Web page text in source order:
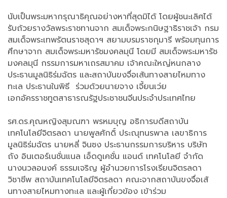
นับเป็นพระมหากรุณาธิคุณอย่างหาที่สุดมิได้ โดยผู้ชนะเลิศได้
รับถ้วยรางวัลพระราชทานจาก สมเด็จพระกนิษฐาธิราชเจ้า กรม
สมเด็จพระเทพรัตนราชสุดาฯ สยามบรมราชกุมารี พร้อมทุนการ
ศึกษาจาก สมเด็จพระมหารัชมงคลมุนี โดยมี สมเด็จพระมหารัช
มงคลมุนี กรรมการมหาเถรสมาคม เจ้าคณะใหญ่หนกลาง
ประธานมูลนิธิร่มฉัตร และสถาบันขงจื่อเส้นทางสายไหมทาง
ทะเล ประธานในพิธี ร่วมด้วยนายจาง เจี้ยนเว่ย
เอกอัครราชทูตสาธารณรัฐประชาชนจีนประจำประเทศไทย
รศ.ดร.คุณหญิงสุมณฑา พรหมบุญ อธิการบดีสถาบัน
เทคโนโลยีจิตรลดา นายพูลศักดิ์ ประณุทนรพาล เลขาธิการ
มูลนิธิร่มฉัตร นายหลี่ จินซง ประธานกรรมการบริหาร บริษัท
ถัง อินเตอร์เนชั่นแนล เอ็ดดูเคชั่น แอนด์ เทคโนโลยี จำกัด
นางนวลอนงค์ ธรรมเจริญ ผู้อำนวยการโรงเรียนจิตรลดา
วิชาชีพ สถาบันเทคโนโลยีจิตรลดา คณะจากสถาบันขงจื่อเส้
นทางสายไหมทางทะเล และผู้เกี่ยวข้อง เข้าร่วม